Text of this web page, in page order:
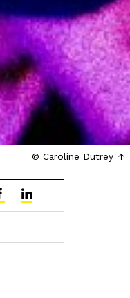
© Caroline Dutrey